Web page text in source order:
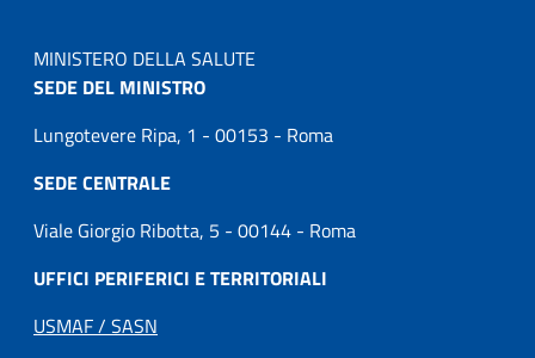
MINISTERO DELLA SALUTE
SEDE DEL MINISTRO
Lungotevere Ripa, 1 - 00153 - Roma
SEDE CENTRALE
Viale Giorgio Ribotta, 5 - 00144 - Roma
UFFICI PERIFERICI E TERRITORIALI
USMAF / SASN